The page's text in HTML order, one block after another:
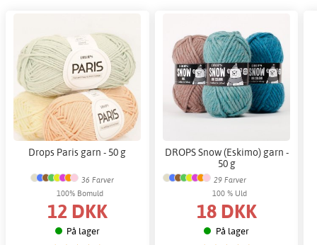
Drops Paris garn - 50 g
36 Farver
100% Bomuld
12 DKK
På lager
DROPS Snow (Eskimo) garn -
50 g
29 Farver
100 % Uld
18 DKK
På lager